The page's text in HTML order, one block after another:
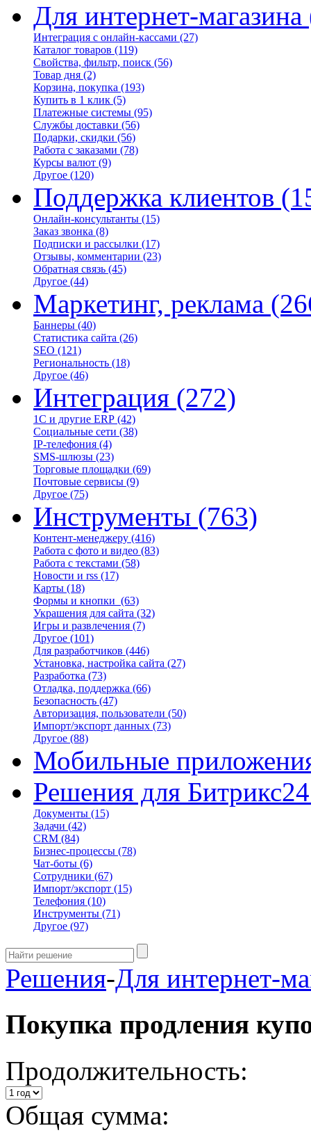
Для интернет-магазина
Интеграция с онлайн-кассами (27)
Каталог товаров (119)
Свойства, фильтр, поиск (56)
Товар дня (2)
Корзина, покупка (193)
Купить в 1 клик (5)
Платежные системы (95)
Службы доставки (56)
Подарки, скидки (56)
Работа с заказами (78)
Курсы валют (9)
Другое (120)
Поддержка клиентов
Онлайн-консультанты (15)
Заказ звонка (8)
Подписки и рассылки (17)
Отзывы, комментарии (23)
Обратная связь (45)
Другое (44)
Маркетинг, реклама
Баннеры (40)
Статистика сайта (26)
SEO (121)
Региональность (18)
Другое (46)
Интеграция (272)
1С и другие ERP (42)
Социальные сети (38)
IP-телефония (4)
SMS-шлюзы (23)
Торговые площадки (69)
Почтовые сервисы (9)
Другое (75)
Инструменты (763)
Контент-менеджеру (416)
Работа с фото и видео (83)
Работа с текстами (58)
Новости и rss (17)
Карты (18)
Формы и кнопки (63)
Украшения для сайта (32)
Игры и развлечения (7)
Другое (101)
Для разработчиков (446)
Установка, настройка сайта (27)
Разработка (73)
Отладка, поддержка (66)
Безопасность (47)
Авторизация, пользователи (50)
Импорт/экспорт данных (73)
Другое (88)
Мобильные
Решения для Битрикс24
Документы (15)
Задачи (42)
CRM (84)
Бизнес-процессы (78)
Чат-боты (6)
Сотрудники (67)
Импорт/экспорт (15)
Телефония (10)
Инструменты (71)
Другое (97)
Решения-Для интернет-
Покупка продления
Продолжительность:
Общая сумма: